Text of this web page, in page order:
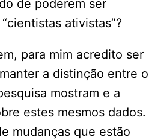
de poderem ser
ativistas”?
para mim acredito ser
a distinção entre o
mostram e a
estes mesmos dados.
mudanças que estão